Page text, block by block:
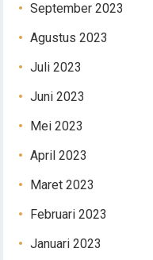
September 2023
Agustus 2023
Juli 2023
Juni 2023
Mei 2023
April 2023
Maret 2023
Februari 2023
Januari 2023